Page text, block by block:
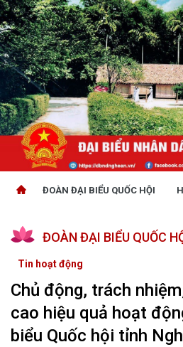
ĐOÀN ĐẠI BIỂU QUỐC HỘI
ĐOÀN ĐẠI BIỂU QUỐC
Tin hoạt động
Chủ động, trách
cao hiệu quả hoạt
biểu Quốc hội tỉnh